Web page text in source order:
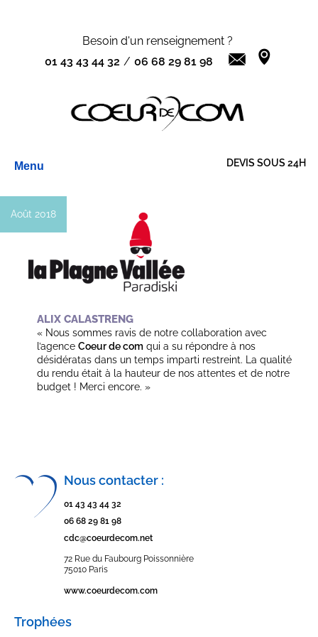
Besoin d'un renseignement ?
01 43 43 44 32 / 06 68 29 81 98
Menu DEVIS SOUS 24H
ALIX CALASTRENG
« Nous sommes ravis de notre collaboration avec
l’agenceCoeur de com qui a su répondre à nos
désidératas dans un temps imparti restreint. La qualité
du rendu était à la hauteur de nos attentes et de notre
budget ! Merci encore. »
Août 2018
Nous contacter :
01 43 43 44 32
06 68 29 81 98
cdc@coeurdecom.net
72 Rue du Faubourg Poissonnière
75010 Paris
www.coeurdecom.com
Trophées